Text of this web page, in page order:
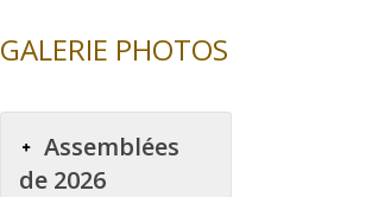
GALERIE PHOTOS
Assemblées
de 2026